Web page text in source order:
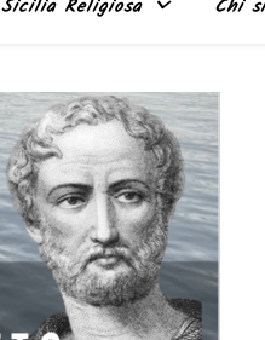
Sicilia Religiosa Chi